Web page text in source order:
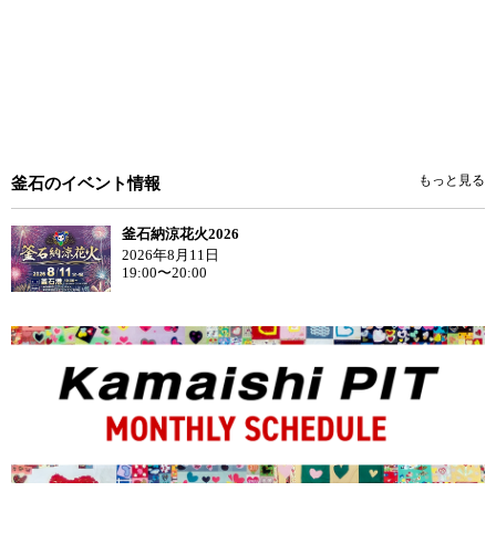
釜石のイベント情報 もっと見る
釜石納涼花火2026
2026年8月11日
19:00〜20:00